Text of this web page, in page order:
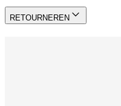
RETOURNEREN